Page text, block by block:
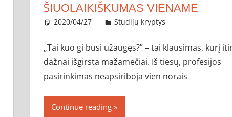
ŠIUOLAIKIŠKUMAS VIENAME
2020/04/27 administratorius
Studijų kryptys
„Tai kuo gi būsi užaugęs?” – tai klausimas, kurį
dažnai išgirsta mažamečiai. Iš tiesų, profesijos
pasirinkimas neapsiriboja vien norais
Continue reading